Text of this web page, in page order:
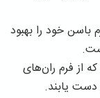
باسن خود را بهبود
از فرم ران‌های
دست یابند.